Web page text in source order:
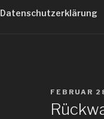
Datenschutzerklärung
FEBRUAR